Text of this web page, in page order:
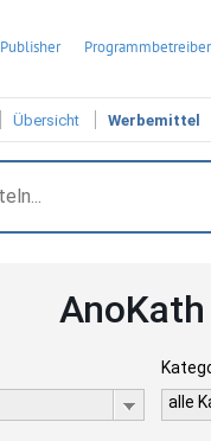
Publisher Programmbetreiber
Übersicht Werbemittel
alle